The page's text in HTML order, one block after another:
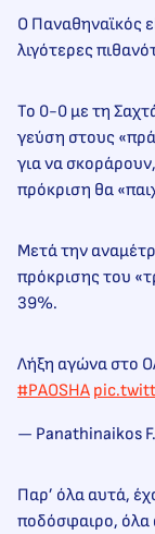
Ο Παναθηναϊκός
λιγότερες
Το 0-0 με τη
γεύση στους
για να
πρόκριση θα
Μετά την
πρόκρισης του
39%.
Λήξη αγώνα στο
#PAOSHA
— Panathinaikos
Παρ’ όλα αυτά,
ποδόσφαιρο, όλα